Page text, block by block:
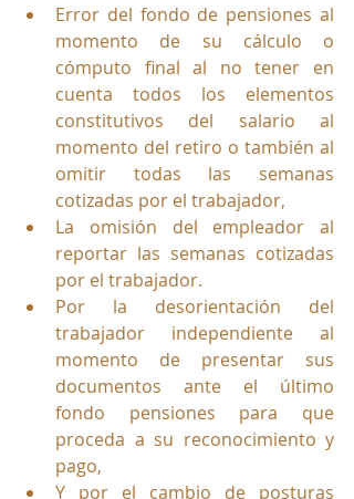
Error del fondo de pensiones al
momento de su cálculo o
cómputo final al no tener en
cuenta todos los elementos
constitutivos del salario al
momento del retiro o también al
omitir todas las semanas
cotizadas por el trabajador,
La omisión del empleador al
reportar las semanas cotizadas
por el trabajador.
Por la desorientación del
trabajador independiente al
momento de presentar sus
documentos ante el último
fondo pensiones para que
proceda a su reconocimiento y
pago,
Y por el cambio de posturas